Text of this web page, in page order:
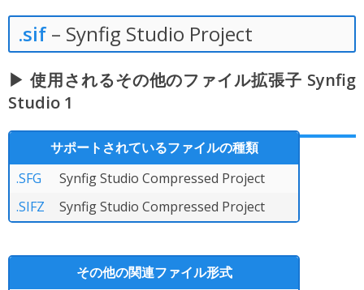
.sif– Synfig Studio Project
▶ 使用されるその他のファイル拡張子 Synfig
Studio 1
サポートされているファイルの種類
.SFG
Synfig Studio Compressed Project
.SIFZ
Synfig Studio Compressed Project
その他の関連ファイル形式